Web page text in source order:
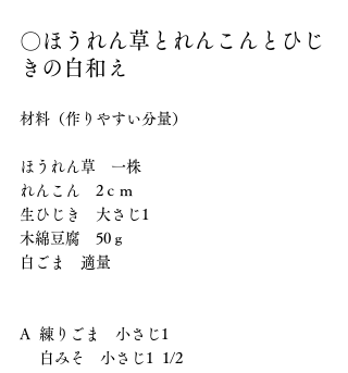
〇ほうれん草とれんこんとひじ
きの白和え
材料（作りやすい分量）
ほうれん草　一株
れんこん　2ｃｍ
生ひじき　大さじ1
木綿豆腐　50ｇ
白ごま　適量
A  練りごま　小さじ1
白みそ　小さじ1  1/2